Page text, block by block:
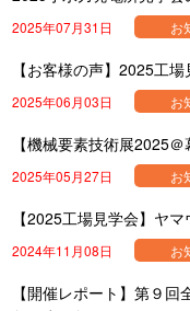
2025年07月31日 お
【お客様の声】2025工
2025年06月03日 お
【機械要素技術展2025
2025年05月27日 お
【2025工場見学会】ヤ
2024年11月08日 お
【開催レポート】第９